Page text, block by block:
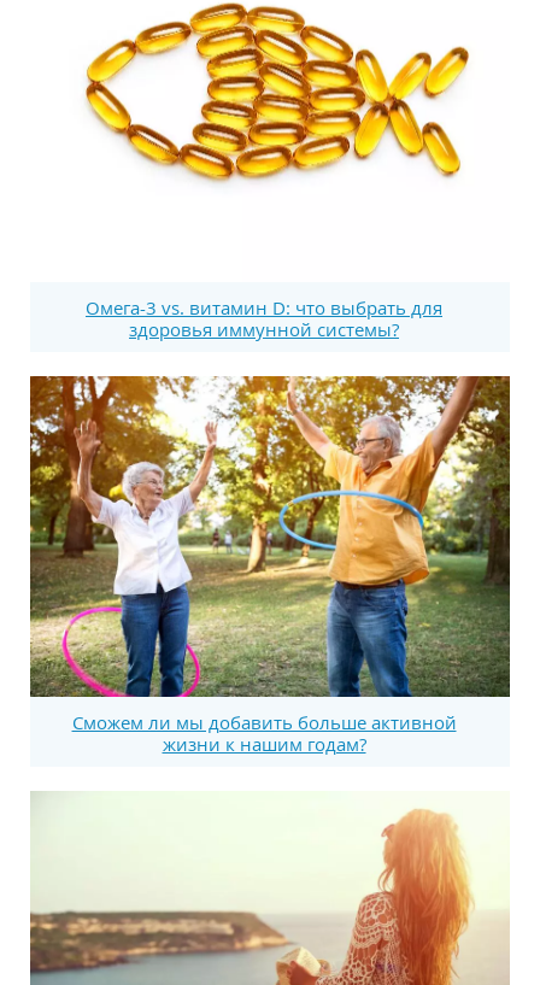
Омега-3 vs. витамин D: что выбрать для
здоровья иммунной системы?
Сможем ли мы добавить больше активной
жизни к нашим годам?